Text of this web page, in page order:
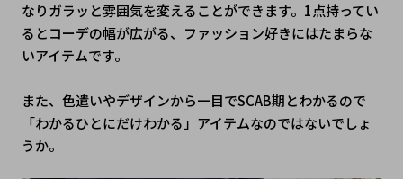
なりガラッと雰囲気を変えることができます。1点持ってい
るとコーデの幅が広がる、ファッション好きにはたまらな
いアイテムです。
また、色遣いやデザインから一目でSCAB期とわかるので
「わかるひとにだけわかる」アイテムなのではないでしょ
うか。